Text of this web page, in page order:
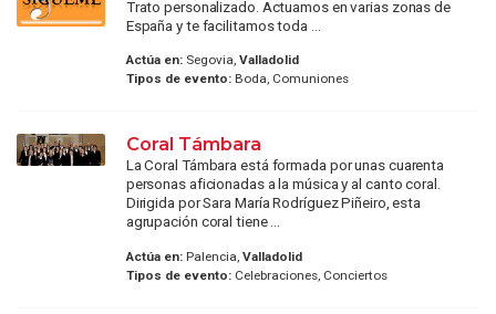
Trato personalizado. Actuamos en varias zonas de
España y te facilitamos toda ...
Actúa en:Segovia, Valladolid
Tipos de evento:Boda, Comuniones
Coral Támbara
La Coral Támbara está formada por unas cuarenta
personas aficionadas a la música y al canto coral.
Dirigida por Sara María Rodríguez Piñeiro, esta
agrupación coral tiene ...
Actúa en:Palencia, Valladolid
Tipos de evento:Celebraciones, Conciertos